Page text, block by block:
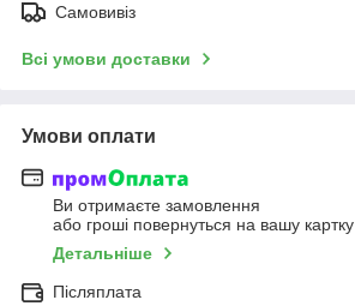
Самовивіз
Всі умови доставки
Умови оплати
Ви отримаєте замовлення
або гроші повернуться на вашу картку
Детальніше
Післяплата